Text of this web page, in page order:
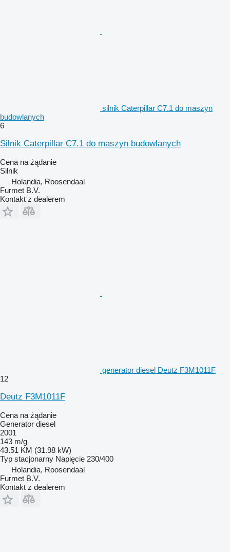
silnik Caterpillar C7.1 do maszyn
budowlanych
6
Silnik Caterpillar C7.1 do maszyn budowlanych
Cena na żądanie
Silnik
Holandia, Roosendaal
Furmet B.V.
Kontakt z dealerem
generator diesel Deutz F3M1011F
12
Deutz F3M1011F
Cena na żądanie
Generator diesel
2001
143 m/g
43.51 KM (31.98 kW)
Typ stacjonarny Napięcie 230/400
Holandia, Roosendaal
Furmet B.V.
Kontakt z dealerem